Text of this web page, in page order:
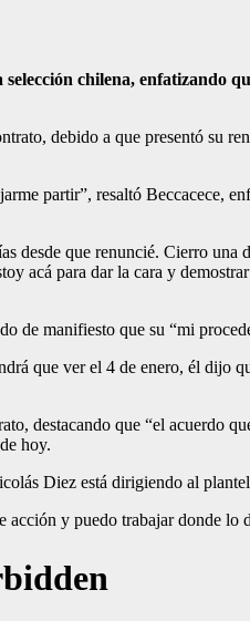
chilena, enfatizando
debido a que presentó su
partir”, resaltó Beccacece,
que renuncié. Cierro una
acá para dar la cara y
de manifiesto que su “mi
que ver el 4 de enero, él dijo
destacando que “el acuerdo
hoy.
Diez está dirigiendo al
y puedo trabajar donde lo